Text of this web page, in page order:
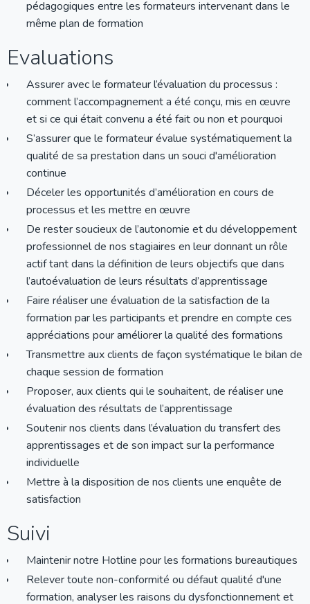
pédagogiques entre les formateurs intervenant dans le
même plan de formation
Evaluations
Assurer avec le formateur l’évaluation du processus :
comment l’accompagnement a été conçu, mis en œuvre
et si ce qui était convenu a été fait ou non et pourquoi
S’assurer que le formateur évalue systématiquement la
qualité de sa prestation dans un souci d'amélioration
continue
Déceler les opportunités d’amélioration en cours de
processus et les mettre en œuvre
De rester soucieux de l’autonomie et du développement
professionnel de nos stagiaires en leur donnant un rôle
actif tant dans la définition de leurs objectifs que dans
l’autoévaluation de leurs résultats d’apprentissage
Faire réaliser une évaluation de la satisfaction de la
formation par les participants et prendre en compte ces
appréciations pour améliorer la qualité des formations
Transmettre aux clients de façon systématique le bilan de
chaque session de formation
Proposer, aux clients qui le souhaitent, de réaliser une
évaluation des résultats de l’apprentissage
Soutenir nos clients dans l’évaluation du transfert des
apprentissages et de son impact sur la performance
individuelle
Mettre à la disposition de nos clients une enquête de
satisfaction
Suivi
Maintenir notre Hotline pour les formations bureautiques
Relever toute non-conformité ou défaut qualité d'une
formation, analyser les raisons du dysfonctionnement et